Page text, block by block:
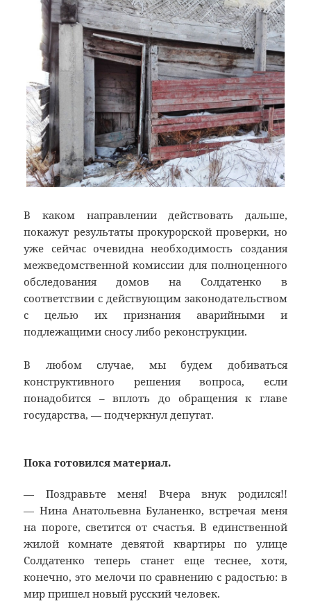
В каком направлении действовать дальше,
покажут результаты прокурорской проверки, но
уже сейчас очевидна необходимость создания
межведомственной комиссии для полноценного
обследования домов на Солдатенко в
соответствии с действующим законодательством
с целью их признания аварийными и
подлежащими сносу либо реконструкции.
В любом случае, мы будем добиваться
конструктивного решения вопроса, если
понадобится – вплоть до обращения к главе
государства, — подчеркнул депутат.
Пока готовился материал.
— Поздравьте меня! Вчера внук родился!!
— Нина Анатольевна Буланенко, встречая меня
на пороге, светится от счастья. В единственной
жилой комнате девятой квартиры по улице
Солдатенко теперь станет еще теснее, хотя,
конечно, это мелочи по сравнению с радостью: в
мир пришел новый русский человек.